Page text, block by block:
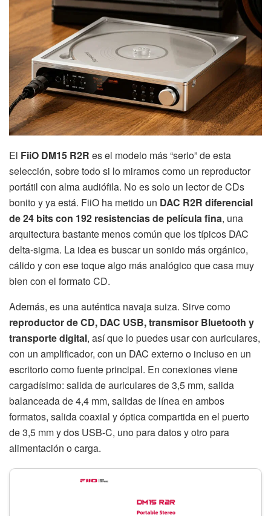
El FiiO DM15 R2R es el modelo más “serio” de esta
selección, sobre todo si lo miramos como un reproductor
portátil con alma audiófila. No es solo un lector de CDs
bonito y ya está. FiiO ha metido un DAC R2R diferencial
de 24 bits con 192 resistencias de película fina, una
arquitectura bastante menos común que los típicos DAC
delta-sigma. La idea es buscar un sonido más orgánico,
cálido y con ese toque algo más analógico que casa muy
bien con el formato CD.
Además, es una auténtica navaja suiza. Sirve como
reproductor de CD, DAC USB, transmisor Bluetooth y
transporte digital, así que lo puedes usar con auriculares,
con un amplificador, con un DAC externo o incluso en un
escritorio como fuente principal. En conexiones viene
cargadísimo: salida de auriculares de 3,5 mm, salida
balanceada de 4,4 mm, salidas de línea en ambos
formatos, salida coaxial y óptica compartida en el puerto
de 3,5 mm y dos USB-C, uno para datos y otro para
alimentación o carga.